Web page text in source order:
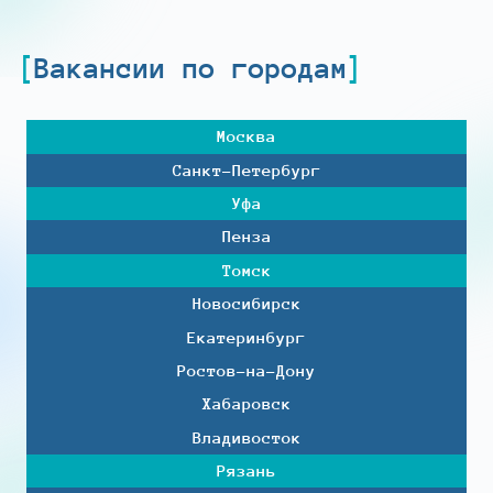
Вакансии по городам
Москва
Санкт-Петербург
Уфа
Пенза
Томск
Новосибирск
Екатеринбург
Ростов-на-Дону
Хабаровск
Владивосток
Рязань